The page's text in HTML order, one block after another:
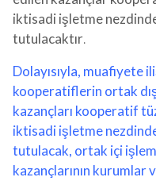
iktisadi işletme
tutulacaktır.
Dolayısıyla, muafiyete
kooperatiflerin ortak
kazançları kooperatif
iktisadi işletme
tutulacak, ortak içi
kazançlarının kurumlar